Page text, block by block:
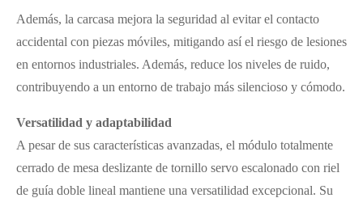
Además, la carcasa mejora la seguridad al evitar el contacto
accidental con piezas móviles, mitigando así el riesgo de lesiones
en entornos industriales. Además, reduce los niveles de ruido,
contribuyendo a un entorno de trabajo más silencioso y cómodo.
Versatilidad y adaptabilidad
A pesar de sus características avanzadas, el módulo totalmente
cerrado de mesa deslizante de tornillo servo escalonado con riel
de guía doble lineal mantiene una versatilidad excepcional. Su